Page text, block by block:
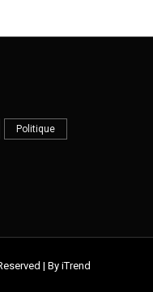
Politique
| By iTrend